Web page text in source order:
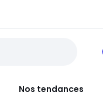
Nos tendances